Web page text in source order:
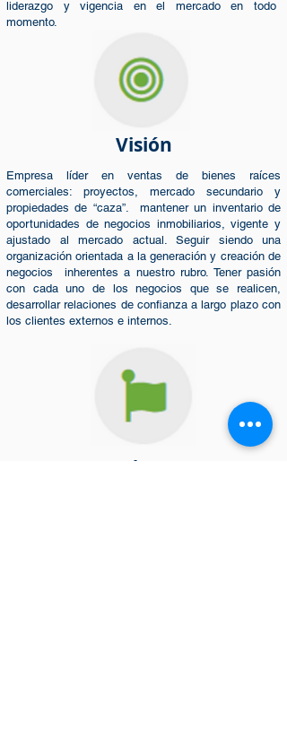
liderazgo y vigencia en el mercado en todo
momento.
Visión
Empresa líder en ventas de bienes raíces
comerciales: proyectos, mercado secundario y
propiedades de “caza”. mantener un inventario de
oportunidades de negocios inmobiliarios, vigente y
ajustado al mercado actual. Seguir siendo una
organización orientada a la generación y creación de
negocios inherentes a nuestro rubro. Tener pasión
con cada uno de los negocios que se realicen,
desarrollar relaciones de confianza a largo plazo con
los clientes externos e internos.
Valores